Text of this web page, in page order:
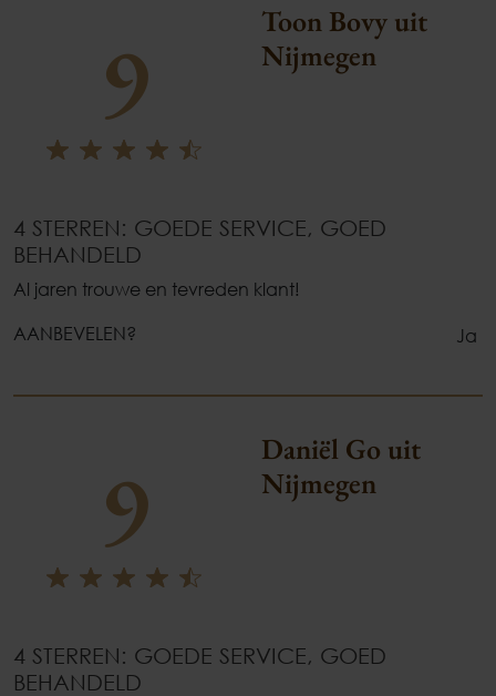
9
Toon Bovy uit
Nijmegen
4 STERREN: GOEDE SERVICE, GOED
BEHANDELD
Al jaren trouwe en tevreden klant!
AANBEVELEN?
Ja
9
Daniël Go uit
Nijmegen
4 STERREN: GOEDE SERVICE, GOED
BEHANDELD